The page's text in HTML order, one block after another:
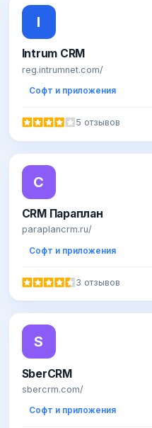
I
Intrum CRM
reg.intrumnet.com/
Софт и приложения
5 отзывов
C
CRM Параплан
paraplancrm.ru/
Софт и приложения
3 отзывов
S
SberCRM
sbercrm.com/
Софт и приложения